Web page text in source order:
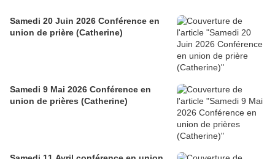
Samedi 20 Juin 2026 Conférence en
union de prière (Catherine)
Samedi 9 Mai 2026 Conférence en
union de prières (Catherine)